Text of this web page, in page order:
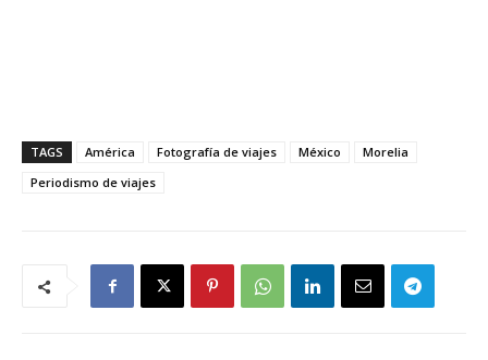
TAGS América Fotografía de viajes México
Morelia
Periodismo de viajes